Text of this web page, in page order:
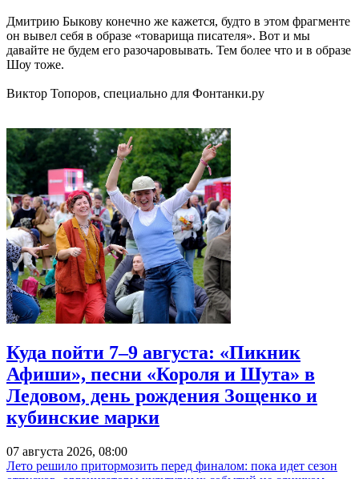
Дмитрию Быкову конечно же кажется, будто в этом фрагменте
он вывел себя в образе «товарища писателя». Вот и мы
давайте не будем его разочаровывать. Тем более что и в образе
Шоу тоже.
Виктор Топоров, специально для Фонтанки.ру
Куда пойти 7–9 августа: «Пикник
Афиши», песни «Короля и Шута» в
Ледовом, день рождения Зощенко и
кубинские марки
07 августа 2026, 08:00
Лето решило притормозить перед финалом: пока идет сезон